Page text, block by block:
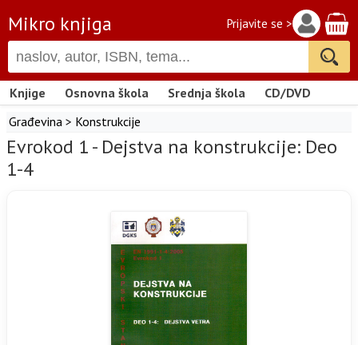
Mikro knjiga Prijavite se >
Knjige Osnovna škola Srednja škola
CD/DVD
Građevina > Konstrukcije
Evrokod 1 - Dejstva na konstrukcije: Deo
1-4